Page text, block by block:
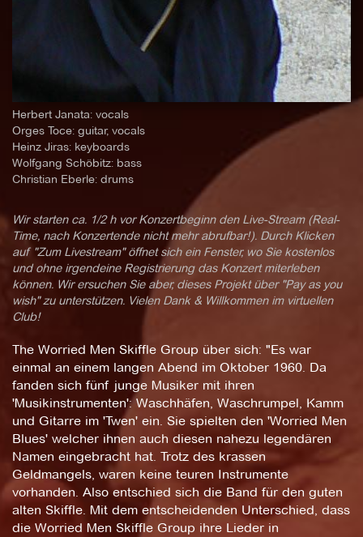
Herbert Janata: vocals
Orges Toce: guitar, vocals
Heinz Jiras: keyboards
Wolfgang Schöbitz: bass
Christian Eberle: drums
Wir starten ca. 1/2 h vor Konzertbeginn den Live-Stream (Real-
Time, nach Konzertende nicht mehr abrufbar!). Durch Klicken
auf "Zum Livestream" öffnet sich ein Fenster, wo Sie kostenlos
und ohne irgendeine Registrierung das Konzert miterleben
können. Wir ersuchen Sie aber, dieses Projekt über "Pay as you
wish" zu unterstützen. Vielen Dank & Willkommen im virtuellen
Club!
The Worried Men Skiffle Group über sich: "Es war
einmal an einem langen Abend im Oktober 1960. Da
fanden sich fünf junge Musiker mit ihren
'Musikinstrumenten': Waschhäfen, Waschrumpel, Kamm
und Gitarre im 'Twen' ein. Sie spielten den 'Worried Men
Blues' welcher ihnen auch diesen nahezu legendären
Namen eingebracht hat. Trotz des krassen
Geldmangels, waren keine teuren Instrumente
vorhanden. Also entschied sich die Band für den guten
alten Skiffle. Mit dem entscheidenden Unterschied, dass
die Worried Men Skiffle Group ihre Lieder in